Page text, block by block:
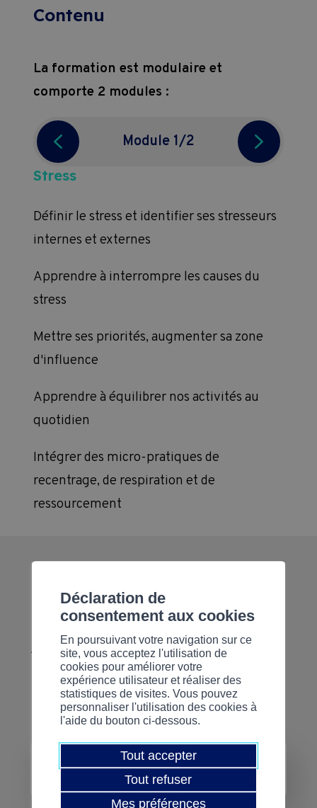
Contenu
La formation est modulaire et
comporte 2 modules :
Module 1/2
Stress
Définir le stress et identifier ses stresseurs
internes et externes
Apprendre à interrompre les causes du
stress
Mettre ses priorités, augmenter sa zone
d'influence
Apprendre à équilibrer nos activités au
quotidien
Intégrer des micro-pratiques de
recentrage, de respiration et de
ressourcement
Informations
Horaires
08h30 à 16h15
Prérequis
Aucun
Déclaration de
consentement aux cookies
En poursuivant votre navigation sur ce
site, vous acceptez l'utilisation de
cookies pour améliorer votre
expérience utilisateur et réaliser des
statistiques de visites. Vous pouvez
personnaliser l'utilisation des cookies à
l'aide du bouton ci-dessous.
Tout accepter
Tout refuser
Mes préférences